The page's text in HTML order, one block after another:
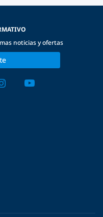
noticias y ofertas